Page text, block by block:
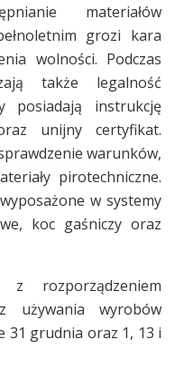
materiałów
grozi kara
wolności. Podczas
także legalność
posiadają instrukcję
unijny certyfikat.
warunków,
pirotechniczne.
w systemy
koc gaśniczy oraz
z rozporządzeniem
używania wyrobów
31 grudnia oraz 1, 13 i